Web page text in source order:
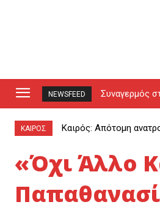
NEWSFEED
Συναγερμός
drones (video)
ΚΑΙΡΟΣ Καιρός: Απότομη
«Όχι Άλλο